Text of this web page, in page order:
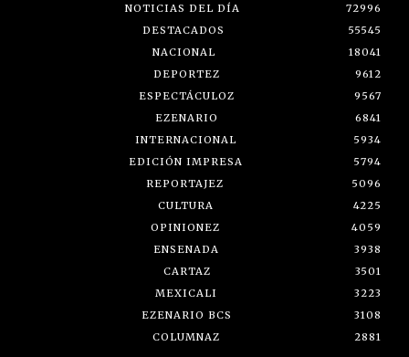
NOTICIAS DEL DÍA
72996
DESTACADOS
55545
NACIONAL
18041
DEPORTEZ
9612
ESPECTÁCULOZ
9567
EZENARIO
6841
INTERNACIONAL
5934
EDICIÓN IMPRESA
5794
REPORTAJEZ
5096
CULTURA
4225
OPINIONEZ
4059
ENSENADA
3938
CARTAZ
3501
MEXICALI
3223
EZENARIO BCS
3108
COLUMNAZ
2881